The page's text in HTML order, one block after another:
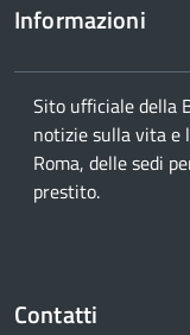
Informazioni
Sito ufficiale della
notizie sulla vita e
Roma, delle sedi
prestito.
Contatti